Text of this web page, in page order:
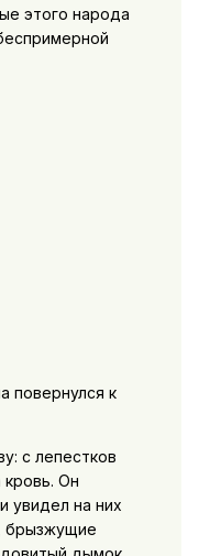
этого народа
повернулся к
с лепестков
кровь. Он
увидел на них
брызжущие